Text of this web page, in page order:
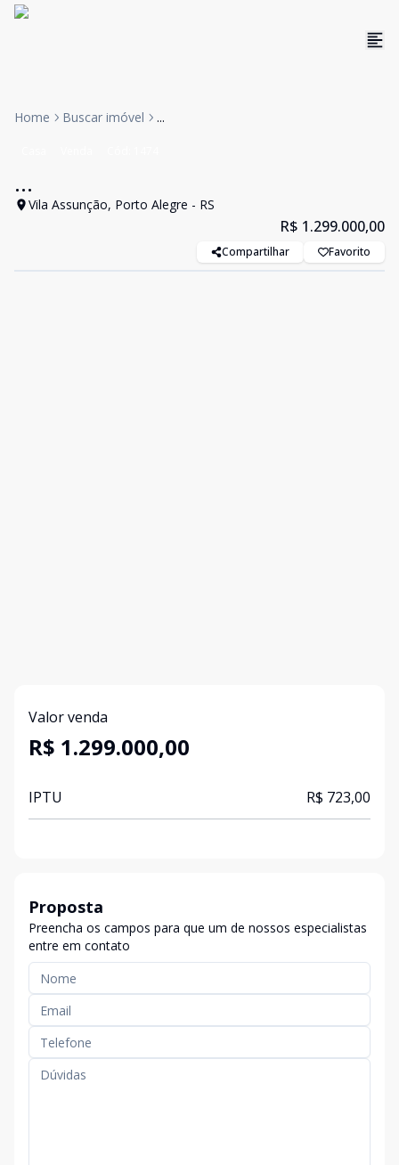
Home Buscar imóvel ...
...
Vila Assunção, Porto Alegre - RS
R$ 1.299.000,00
Compartilhar Favorito
Valor venda
R$ 1.299.000,00
IPTU R$ 723,00
Proposta
Preencha os campos para que um de nossos especialistas
entre em contato